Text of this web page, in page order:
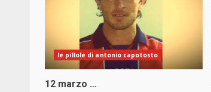
le pillole di antonio capotosto
12 marzo …